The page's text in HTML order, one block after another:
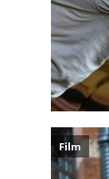
Film